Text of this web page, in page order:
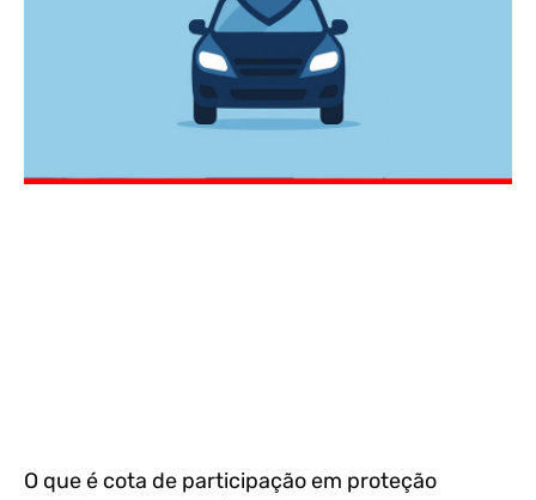
O que é cota de participação em proteção